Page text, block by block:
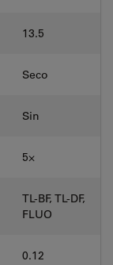
13.5
Seco
Sin
5⨉
TL-BF, TL-DF,
FLUO
0.12